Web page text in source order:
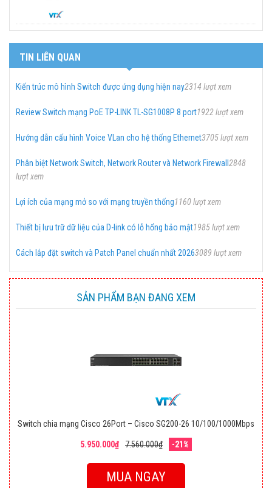
TIN LIÊN QUAN
Kiến trúc mô hình Switch được ứng dụng hiện nay2314 lượt xem
Review Switch mạng PoE TP-LINK TL-SG1008P 8 port1922 lượt xem
Hướng dẫn cấu hình Voice VLan cho hệ thống Ethernet3705 lượt xem
Phân biệt Network Switch, Network Router và Network Firewall 2848
lượt xem
Lợi ích của mạng mở so với mạng truyền thống1160 lượt xem
Thiết bị lưu trữ dữ liệu của D-link có lỗ hổng bảo mật1985 lượt xem
Cách lắp đặt switch và Patch Panel chuẩn nhất 20263089 lượt xem
SẢN PHẨM BẠN ĐANG XEM
Switch chia mạng Cisco 26Port – Cisco SG200-26 10/100/1000Mbps
5.950.000₫ 7.560.000₫ -21%
MUA NGAY